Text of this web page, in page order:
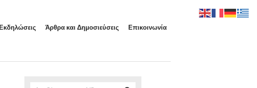
Άρθρα και Δημοσιεύσεις Επικοινωνία